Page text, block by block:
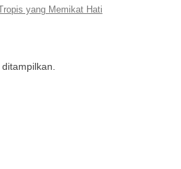
yang Memikat Hati